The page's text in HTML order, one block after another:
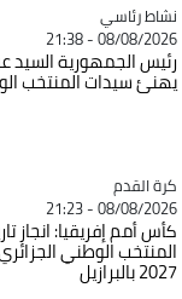
Catégorie
نشاط رئاسي
08/08/2026 - 21:38
رئيس الجمهورية السيد
يهنئ سيدات المنتخب
Catégorie
كرة القدم
08/08/2026 - 21:23
كأس أمم إفريقيا: انجاز
المنتخب الوطني الجزائري
2027 بالبرازيل